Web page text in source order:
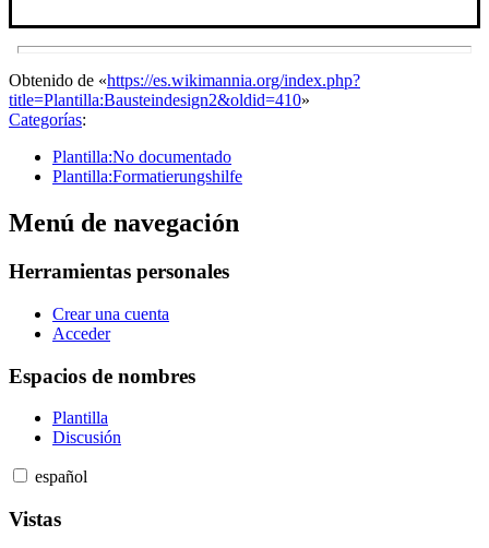
Obtenido de «https://es.wikimannia.org/index.php?
title=Plantilla:Bausteindesign2&oldid=410»
Categorías:
Plantilla:No documentado
Plantilla:Formatierungshilfe
Menú de navegación
Herramientas personales
Crear una cuenta
Acceder
Espacios de nombres
Plantilla
Discusión
español
Vistas